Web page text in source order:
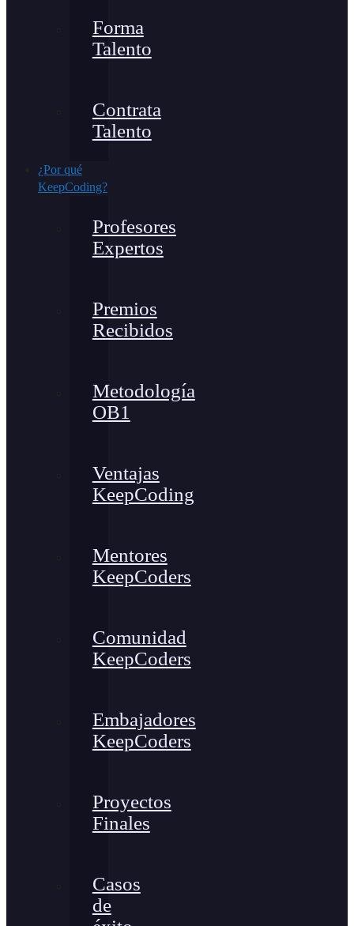
Forma
Talento
Contrata
Talento
¿Por qué
KeepCoding?
Profesores
Expertos
Premios
Recibidos
Metodología
OB1
Ventajas
KeepCoding
Mentores
KeepCoders
Comunidad
KeepCoders
Embajadores
KeepCoders
Proyectos
Finales
Casos
de